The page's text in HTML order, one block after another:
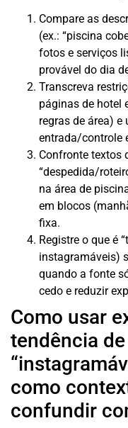
Compare as
(ex.: “piscina
fotos e serviços
provável do dia
Transcreva
páginas de hotel
regras de área)
entrada/controle
Confronte textos
“despedida/
na área de
em blocos
fixa.
Registre o que é
instagramáveis)
quando a fonte
cedo e reduzir
Como usar
tendência
como
confundir